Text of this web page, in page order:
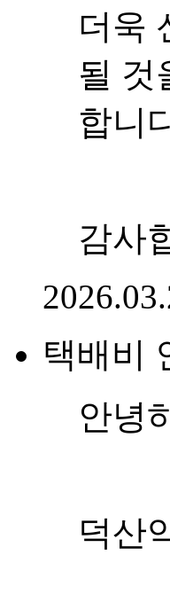
더욱
될 것
합니
감사
택배비
안녕
덕산